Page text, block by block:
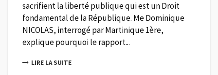
sacrifient la liberté publique qui est un Droit
fondamental de la République. Me Dominique
NICOLAS, interrogé par Martinique 1ère,
explique pourquoi le rapport...
LIRE LA SUITE